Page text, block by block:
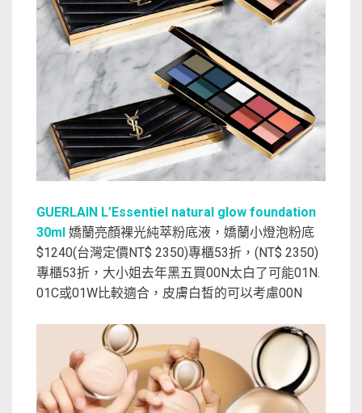
GUERLAIN L’Essentiel natural glow foundation
30ml 嬌蘭亮顏裸光純萃粉底液，嬌蘭小燈泡粉底
$1240(台灣定價NT$ 2350)專櫃53折，(NT$ 2350)
專櫃53折，大小姐去年黑五買00N太白了可能01N.
01C或01W比較適合，皮膚白皙的可以考慮00N